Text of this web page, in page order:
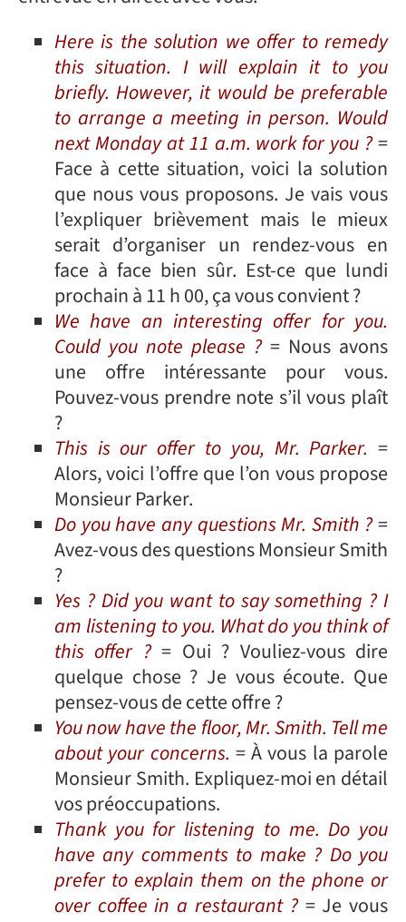
Here is the solution we offer to remedy
this situation. I will explain it to you
briefly. However, it would be preferable
to arrange a meeting in person. Would
next Monday at 11 a.m. work for you ?=
Face à cette situation, voici la solution
que nous vous proposons. Je vais vous
l’expliquer brièvement mais le mieux
serait d’organiser un rendez-vous en
face à face bien sûr. Est-ce que lundi
prochain à 11 h 00, ça vous convient ?
We have an interesting offer for you.
Could you note please ?= Nous avons
une offre intéressante pour vous.
Pouvez-vous prendre note s’il vous plaît
?
This is our offer to you, Mr. Parker. =
Alors, voici l’offre que l’on vous propose
Monsieur Parker.
Do you have any questions Mr. Smith ?=
Avez-vous des questions Monsieur Smith
?
Yes ? Did you want to say something ? I
am listening to you. What do you think of
this offer ?= Oui ? Vouliez-vous dire
quelque chose ? Je vous écoute. Que
pensez-vous de cette offre ?
You now have the floor, Mr. Smith. Tell me
about your concerns. = À vous la parole
Monsieur Smith. Expliquez-moi en détail
vos préoccupations.
Thank you for listening to me. Do you
have any comments to make ? Do you
prefer to explain them on the phone or
over coffee in a restaurant ?= Je vous